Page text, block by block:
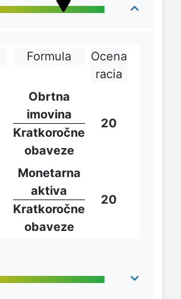
Formula
Ocena
racia
Obrtna
imovina
Kratkoročne
obaveze
20
Monetarna
aktiva
Kratkoročne
obaveze
20